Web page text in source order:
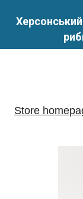
Store